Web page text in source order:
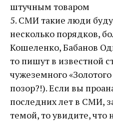
штучным товаром
5. СМИ такие люди
несколько порядков,
Кошеленко, Бабанов
то пишут в известной
чужеземного
позор?!). Если вы
последних лет в СМИ,
темой, то увидите,